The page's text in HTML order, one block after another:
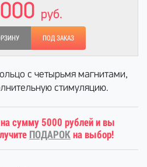
руб.
ПОД ЗАКАЗ
с четырьмя магнитами,
стимуляцию.
сумму 5000 рублей и вы
ПОДАРОК на выбор!